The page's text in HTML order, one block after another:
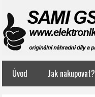
Úvod Jak nakupovat?